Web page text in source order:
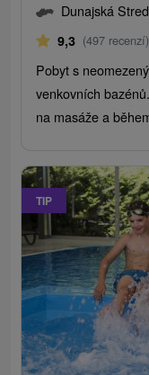
Dunajská
9,3 (497 recenzí)
Pobyt s
venkovních
na masáže a
TIP